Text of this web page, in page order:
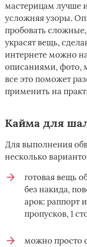
мастерицам лучше
усложняя узоры.
пробовать
украсят вещь,
интернете можно
описаниями, фото,
все это поможет
применить на
Кайма для
Для выполнения
несколько
готовая вещь
без накида,
арок: раппорт
пропусков, 1
можно просто